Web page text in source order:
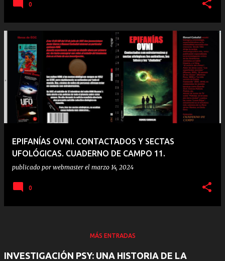
0
EPIFANÍAS OVNI. CONTACTADOS Y SECTAS
UFOLÓGICAS. CUADERNO DE CAMPO 11.
publicado por webmaster el marzo 14, 2024
0
MÁS ENTRADAS
INVESTIGACIÓN PSY: UNA HISTORIA DE LA